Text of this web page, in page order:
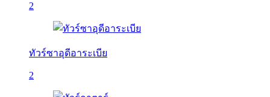
2
ทัวร์ซาอุดีอาระเบีย
2